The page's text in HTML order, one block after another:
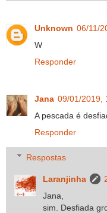
Unknown 06/11/
W
Responder
Jana 09/01/2019,
A pescada é
Responder
Respostas
Laranjinha
Jana,
sim. Desfiada